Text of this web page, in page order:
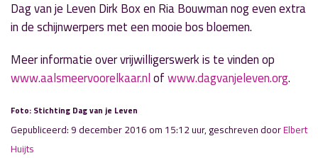
Dag van je Leven Dirk Box en Ria Bouwman nog even extra
in de schijnwerpers met een mooie bos bloemen.
Meer informatie over vrijwilligerswerk is te vinden op
www.aalsmeervoorelkaar.nlofwww.dagvanjeleven.org.
Foto: Stichting Dag van je Leven
Gepubliceerd: 9 december 2016 om 15:12 uur, geschreven doorElbert
Huijts